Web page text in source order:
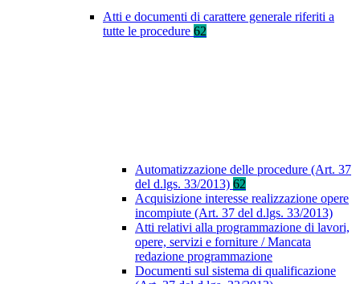
Atti e documenti di carattere generale riferiti a
tutte le procedure 62
Automatizzazione delle procedure (Art. 37
del d.lgs. 33/2013) 62
Acquisizione interesse realizzazione opere
incompiute (Art. 37 del d.lgs. 33/2013)
Atti relativi alla programmazione di lavori,
opere, servizi e forniture / Mancata
redazione programmazione
Documenti sul sistema di qualificazione